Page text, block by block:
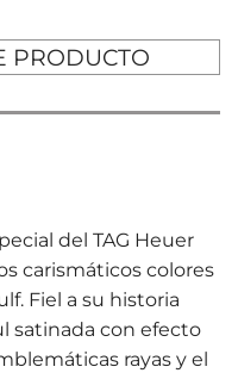
PRODUCTO
del TAG Heuer
carismáticos colores
Fiel a su historia
satinada con efecto
rayas y el